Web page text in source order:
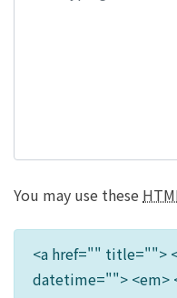
You may use these
<a href="" title="">
datetime=""> <em>